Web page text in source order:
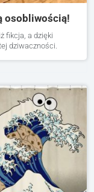
osobliwością!
fikcja, a dzięki
dziwaczności.